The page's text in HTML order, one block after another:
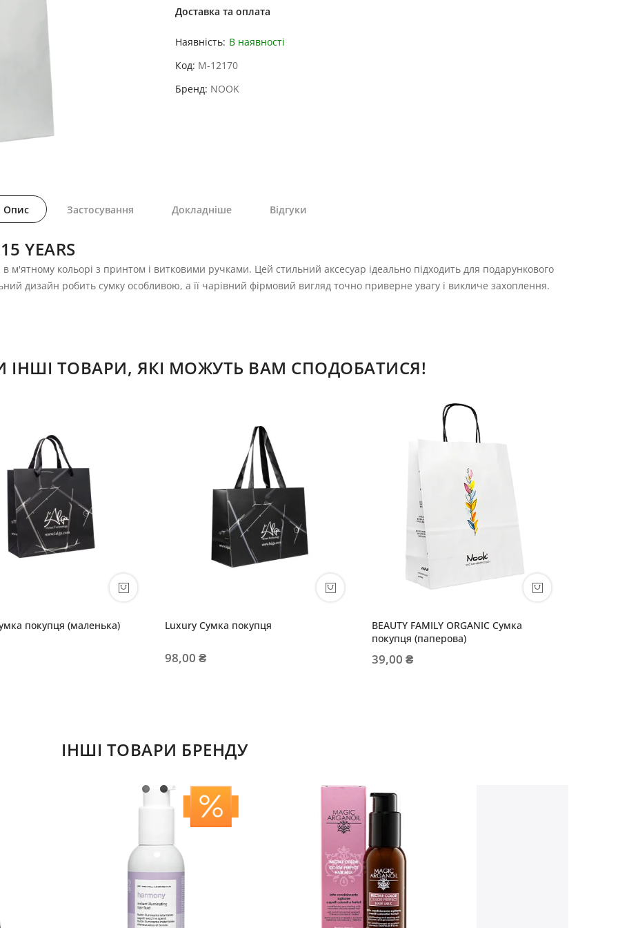
Доставка та оплата
Наявність: В наявності
Код M-12170
Бренд NOOK
Опис
YEARS
м'ятному кольорі з принтом і витковими ручками. Цей стильний аксесуар ідеально підходить для подарункового
дизайн робить сумку особливою, а її чарівний фірмовий вигляд точно приверне увагу і викличе захоплення.
Застосування Докладніше Відгуки
ТОВАРИ, ЯКІ МОЖУТЬ ВАМ СПОДОБАТИСЯ!
покупця (маленька) Luxury Сумка покупця
98,00 ₴
BEAUTY FAMILY ORGANIC Сумка
покупця (паперова)
39,00 ₴
ІНШІ ТОВАРИ БРЕНДУ